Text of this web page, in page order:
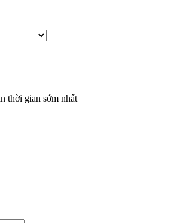
thời gian sớm nhất